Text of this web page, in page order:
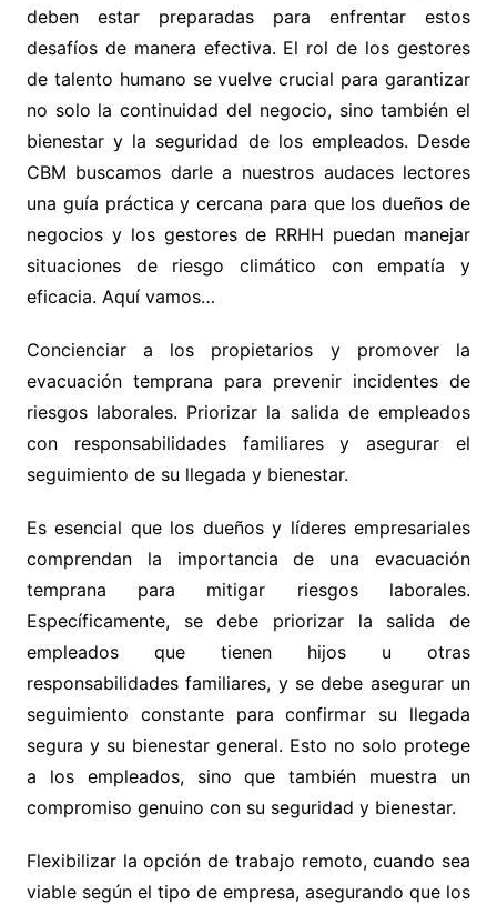
deben estar preparadas para enfrentar estos
desafíos de manera efectiva. El rol de los gestores
de talento humano se vuelve crucial para garantizar
no solo la continuidad del negocio, sino también el
bienestar y la seguridad de los empleados. Desde
CBM buscamos darle a nuestros audaces lectores
una guía práctica y cercana para que los dueños de
negocios y los gestores de RRHH puedan manejar
situaciones de riesgo climático con empatía y
eficacia. Aquí vamos…
Concienciar a los propietarios y promover la
evacuación temprana para prevenir incidentes de
riesgos laborales. Priorizar la salida de empleados
con responsabilidades familiares y asegurar el
seguimiento de su llegada y bienestar.
Es esencial que los dueños y líderes empresariales
comprendan la importancia de una evacuación
temprana para mitigar riesgos laborales.
Específicamente, se debe priorizar la salida de
empleados que tienen hijos u otras
responsabilidades familiares, y se debe asegurar un
seguimiento constante para confirmar su llegada
segura y su bienestar general. Esto no solo protege
a los empleados, sino que también muestra un
compromiso genuino con su seguridad y bienestar.
Flexibilizar la opción de trabajo remoto, cuando sea
viable según el tipo de empresa, asegurando que los